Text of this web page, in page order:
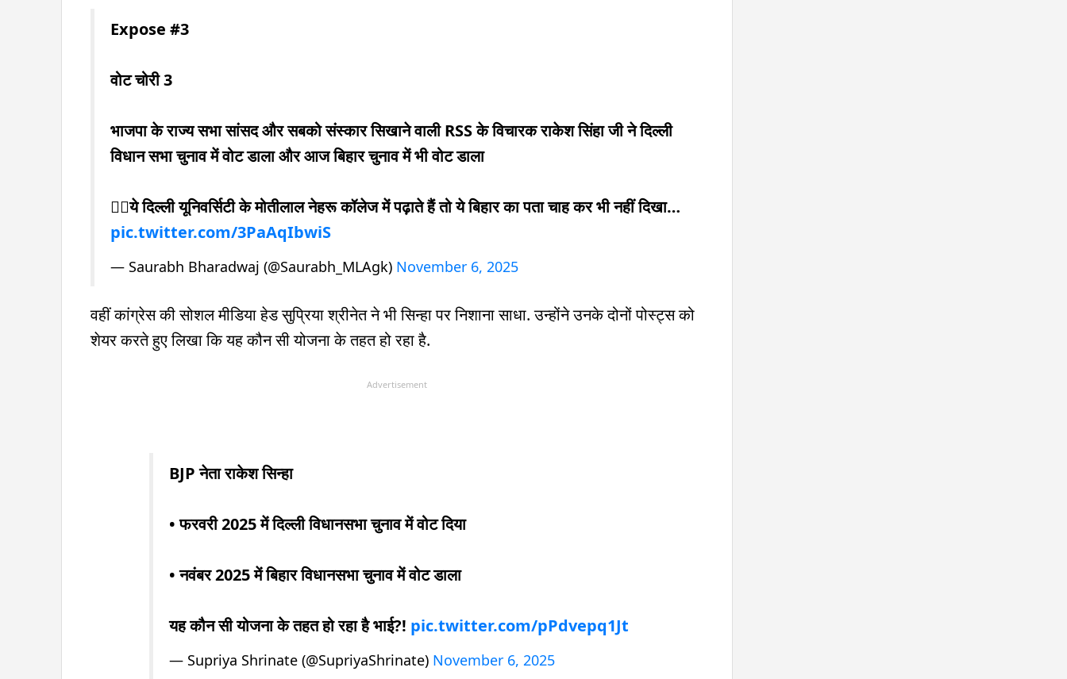
Expose #3
वोट चोरी 3
भाजपा के राज्य सभा सांसद और सबको संस्कार सिखाने वाली RSS के विचारक राकेश सिंहा जी ने दिल्ली
विधान सभा चुनाव में वोट डाला और आज बिहार चुनाव में भी वोट डाला
👉🏼ये दिल्ली यूनिवर्सिटी के मोतीलाल नेहरू कॉलेज में पढ़ाते हैं तो ये बिहार का पता चाह कर भी नहीं दिखा…
pic.twitter.com/3PaAqIbwiS
— Saurabh Bharadwaj (@Saurabh_MLAgk) November 6, 2025
वहीं कांग्रेस की सोशल मीडिया हेड सुप्रिया श्रीनेत ने भी सिन्हा पर निशाना साधा. उन्होंने उनके दोनों पोस्ट्स को
शेयर करते हुए लिखा कि यह कौन सी योजना के तहत हो रहा है.
Advertisement
BJP नेता राकेश सिन्हा
• फरवरी 2025 में दिल्ली विधानसभा चुनाव में वोट दिया
• नवंबर 2025 में बिहार विधानसभा चुनाव में वोट डाला
यह कौन सी योजना के तहत हो रहा है भाई?! pic.twitter.com/pPdvepq1Jt
— Supriya Shrinate (@SupriyaShrinate) November 6, 2025